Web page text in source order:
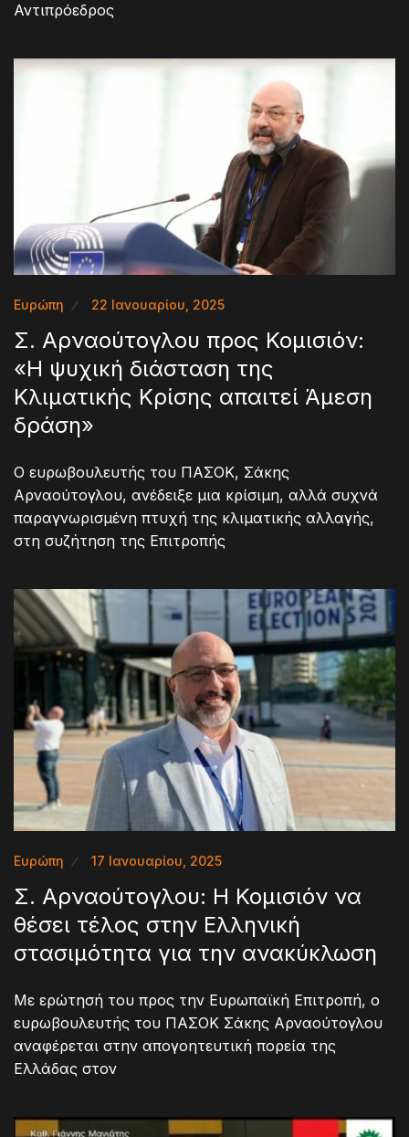
Αντιπρόεδρος
Ευρώπη 22 Ιανουαρίου, 2025
Σ. Αρναούτογλου προς Κομισιόν:
«Η ψυχική διάσταση της
Κλιματικής Κρίσης απαιτεί Άμεση
δράση»
Ο ευρωβουλευτής του ΠΑΣΟΚ, Σάκης
Αρναούτογλου, ανέδειξε μια κρίσιμη, αλλά συχνά
παραγνωρισμένη πτυχή της κλιματικής αλλαγής,
στη συζήτηση της Επιτροπής
Ευρώπη 17 Ιανουαρίου, 2025
Σ. Αρναούτογλου: Η Κομισιόν να
θέσει τέλος στην Ελληνική
στασιμότητα για την ανακύκλωση
Με ερώτησή του προς την Ευρωπαϊκή Επιτροπή, ο
ευρωβουλευτής του ΠΑΣΟΚ Σάκης Αρναούτογλου
αναφέρεται στην απογοητευτική πορεία της
Ελλάδας στον